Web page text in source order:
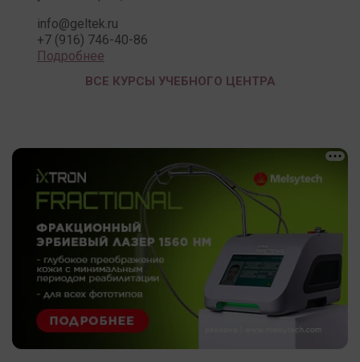
info@geltek.ru
+7 (916) 746-40-86
Подробнее
ВСЕ КУРСЫ УЧЕБНОГО ЦЕНТРА